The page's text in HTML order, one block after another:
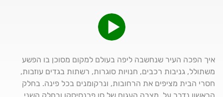
איך הפכה העיר שנחשבה ליפה בעולם למקום מסוכן בו הפשע
משתולל, גניבות רכבים, חנויות סוגרות, רשתות בגדים עוזבות,
חסרי הבית מציפים את הרחובות, ונרקומנים בכל פינה. בחלק